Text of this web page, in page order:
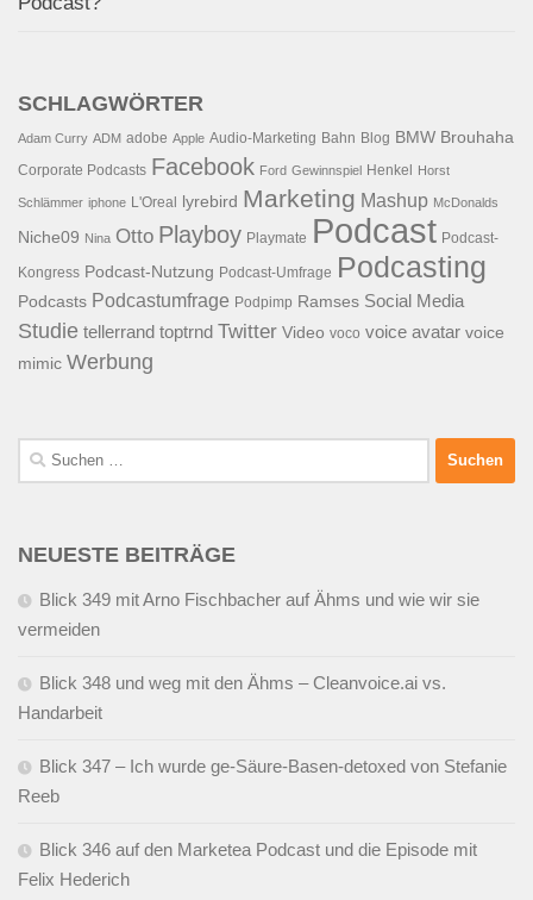
SCHLAGWÖRTER
Adam Curry ADM adobe Apple Audio-Marketing Bahn Blog BMW Brouhaha
Corporate Podcasts Facebook Ford Gewinnspiel Henkel Horst
Schlämmer iphone L'Oreal lyrebird Marketing Mashup McDonalds
Niche09 Nina Otto Playboy Playmate Podcast Podcast-
Kongress Podcast-Nutzung Podcast-Umfrage Podcasting
Podcasts Podcastumfrage Podpimp Ramses Social Media
Studie tellerrand toptrnd Twitter Video voco voice avatar voice
mimic Werbung
Suchen
nach:
NEUESTE BEITRÄGE
Blick 349 mit Arno Fischbacher auf Ähms und wie wir sie
vermeiden
Blick 348 und weg mit den Ähms – Cleanvoice.ai vs.
Handarbeit
Blick 347 – Ich wurde ge-Säure-Basen-detoxed von Stefanie
Reeb
Blick 346 auf den Marketea Podcast und die Episode mit
Felix Hederich